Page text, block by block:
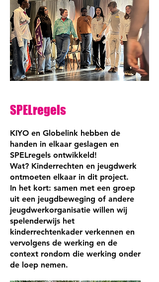
SPELregels
KIYO en Globelink hebben de
handen in elkaar geslagen en
SPELregels ontwikkeld!
Wat? Kinderrechten en jeugdwerk
ontmoeten elkaar in dit project.
In het kort: samen met een groep
uit een jeugdbeweging of andere
jeugdwerkorganisatie willen wij
spelenderwijs het
kinderrechtenkader verkennen en
vervolgens de werking en de
context rondom die werking onder
de loep nemen.